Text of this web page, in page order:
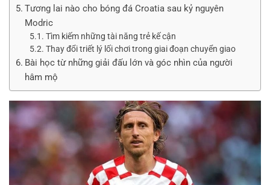
Tương lai nào cho bóng đá Croatia sau kỷ nguyên
Modric
Tìm kiếm những tài năng trẻ kế cận
Thay đổi triết lý lối chơi trong giai đoạn chuyển giao
Bài học từ những giải đấu lớn và góc nhìn của người
hâm mộ